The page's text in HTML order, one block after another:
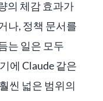
의 체감 효과가
나, 정책 문서를
는 일은 모두
에 Claude 같은
씬 넓은 범위의